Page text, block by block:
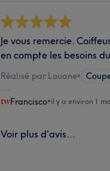
Je vous remercie.
en compte les besoins
Réalisé par Louane•
Francisco•il y a environ 1
Voir plus d'avis...